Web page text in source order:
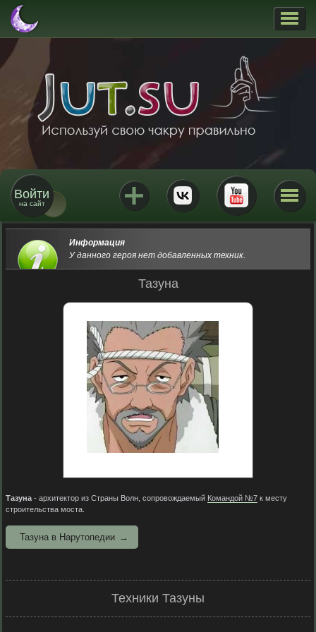
Войти
на сайт
Информация
У данного героя нет добавленных техник.
Тазуна
Тазуна - архитектор из Страны Волн, сопровождаемый Командой №7 к месту
строительства моста.
Тазуна в Нарутопедии
Техники Тазуны